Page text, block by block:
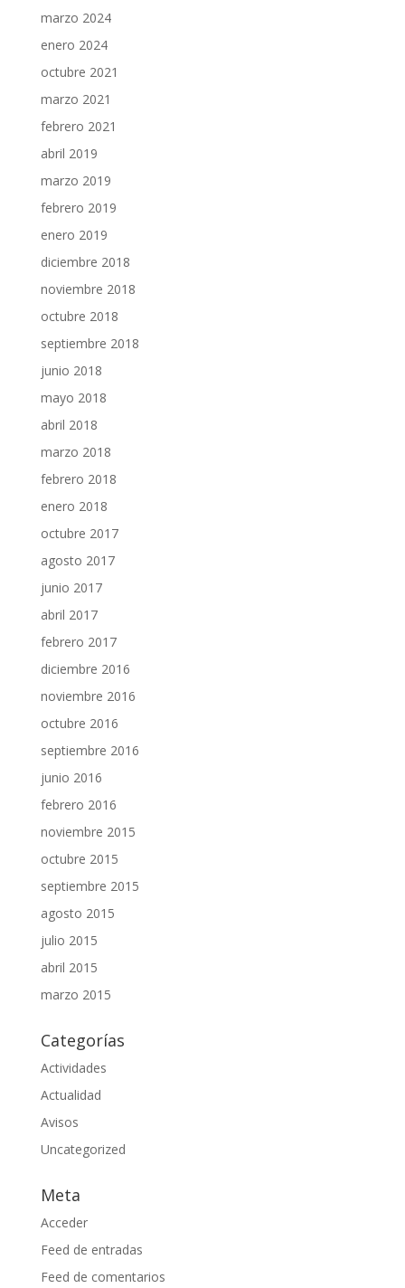
marzo 2024
enero 2024
octubre 2021
marzo 2021
febrero 2021
abril 2019
marzo 2019
febrero 2019
enero 2019
diciembre 2018
noviembre 2018
octubre 2018
septiembre 2018
junio 2018
mayo 2018
abril 2018
marzo 2018
febrero 2018
enero 2018
octubre 2017
agosto 2017
junio 2017
abril 2017
febrero 2017
diciembre 2016
noviembre 2016
octubre 2016
septiembre 2016
junio 2016
febrero 2016
noviembre 2015
octubre 2015
septiembre 2015
agosto 2015
julio 2015
abril 2015
marzo 2015
Categorías
Actividades
Actualidad
Avisos
Uncategorized
Meta
Acceder
Feed de entradas
Feed de comentarios